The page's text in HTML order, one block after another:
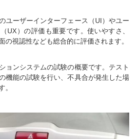
ユーザーインターフェース（UI）やユー
UX）の評価も重要です。使いやすさ、
の視認性なども総合的に評価されます。
ョンシステムの試験の概要です。テスト
機能の試験を行い、不具合が発生した場
。